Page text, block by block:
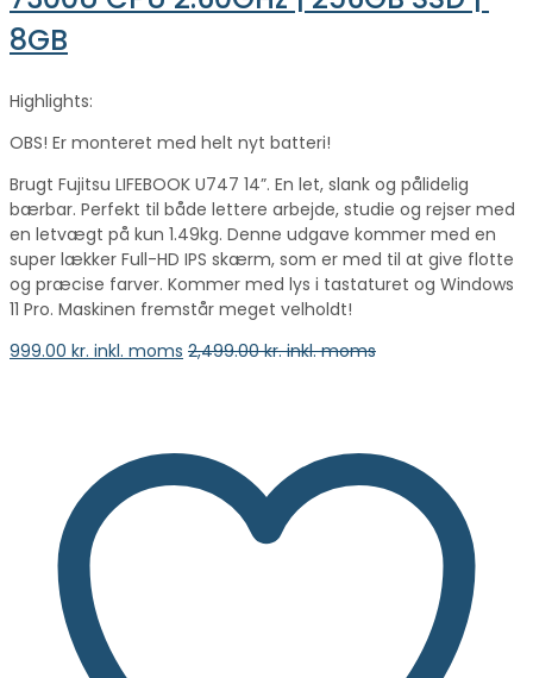
8GB
Highlights:
OBS! Er monteret med helt nyt batteri!
Brugt Fujitsu LIFEBOOK U747 14”. En let, slank og pålidelig
bærbar. Perfekt til både lettere arbejde, studie og rejser med
en letvægt på kun 1.49kg. Denne udgave kommer med en
super lækker Full-HD IPS skærm, som er med til at give flotte
og præcise farver. Kommer med lys i tastaturet og Windows
11 Pro. Maskinen fremstår meget velholdt!
999.00 kr. inkl. moms 2,499.00kr. inkl. moms